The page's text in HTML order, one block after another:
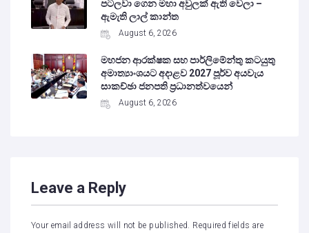
පටලවා ගෙන මහා අවුලක් ඇති වෙලා –
ඇමැති ලාල් කාන්ත
August 6, 2026
මහජන ආරක්ෂක සහ පාර්ලිමේන්තු කටයුතු
අමාත්‍යාංශයට අදාළව 2027 පූර්ව අයවැය
සාකච්ඡා ජනපති ප්‍රධානත්වයෙන්
August 6, 2026
Leave a Reply
Your email address will not be published. Required fields are